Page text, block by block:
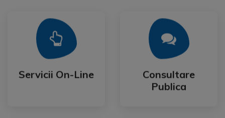
Servicii On-Line
Servicii On-Line
Mai Mult
Consultare
Publica
Consultare
Publica
Mai Mult